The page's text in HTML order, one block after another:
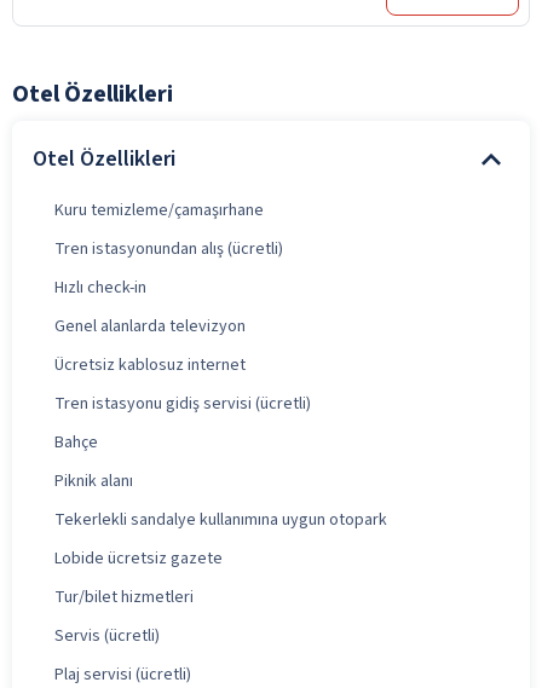
Otel Özellikleri
Otel Özellikleri
Kuru temizleme/çamaşırhane
Tren istasyonundan alış (ücretli)
Hızlı check-in
Genel alanlarda televizyon
Ücretsiz kablosuz internet
Tren istasyonu gidiş servisi (ücretli)
Bahçe
Piknik alanı
Tekerlekli sandalye kullanımına uygun otopark
Lobide ücretsiz gazete
Tur/bilet hizmetleri
Servis (ücretli)
Plaj servisi (ücretli)